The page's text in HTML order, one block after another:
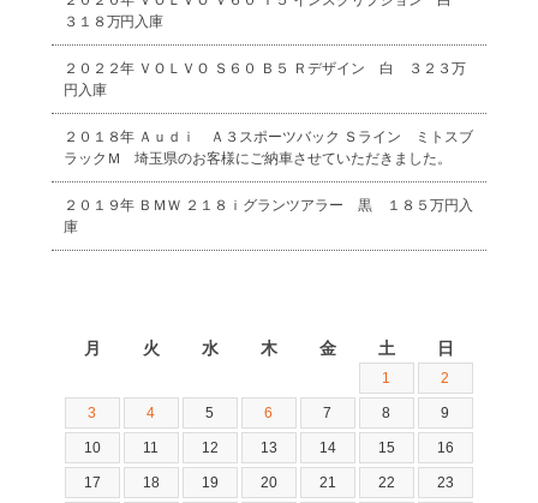
３１８万円入庫
２０２２年 ＶＯＬＶＯ Ｓ６０ Ｂ５ Ｒデザイン 白 ３２３万
円入庫
２０１８年 Ａｕｄｉ Ａ３スポーツバック Ｓライン ミトスブ
ラックＭ 埼玉県のお客様にご納車させていただきました。
２０１９年 ＢＭＷ ２１８ｉグランツアラー 黒 １８５万円入
庫
月 火 水 木 金 土 日
1 2
3 4 5 6 7 8 9
10 11 12 13 14 15 16
17 18 19 20 21 22 23